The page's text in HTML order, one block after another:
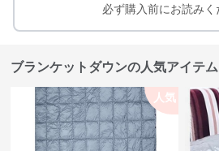
必ず購入前にお読みく
ブランケットダウンの人気アイテム
人気